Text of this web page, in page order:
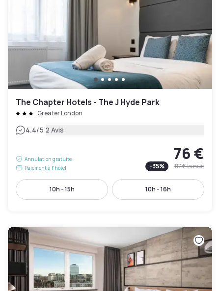
The Chapter Hotels - The J Hyde Park
Greater London
4.4/5|2 Avis
Annulation gratuite
Paiement à l'hôtel
76 €
-35% 117 €la nuit
10h - 15h 10h - 16h